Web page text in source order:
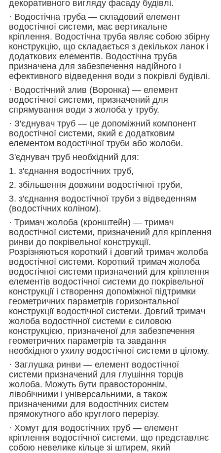
декоративного вигляду фасаду будівлі.
· Водостічна труба — складовий елемент
водостічної системи, має вертикальне
кріплення. Водостічна труба являє собою збірну
конструкцію, що складається з декількох ланок і
додаткових елементів. Водостічна труба
призначена для забезпечення надійного і
ефективного відведення води з покрівлі будівлі.
· Водостічний злив (Воронка) — елемент
водостічної системи, призначений для
спрямування води з жолоба у трубу.
· З'єднувач труб — це допоміжний компонент
водостічної системи, який є додатковим
елементом водостічної труби або жолоби.
З'єднувач труб необхідний для:
1. з'єднання водостічних труб,
2. збільшення довжини водостічної труби,
3. з'єднання водостічної труби з відведенням
(водостічних коліном).
· Тримач жолоба (кронштейн) — тримач
водостічної системи, призначений для кріплення
ринви до покрівельної конструкції.
Розрізняються короткий і довгий тримач жолоба
водостічної системи. Короткий тримач жолоба
водостічної системи призначений для кріплення
елементів водостічної системи до покрівельної
конструкції і створення допоміжної підтримки
геометричних параметрів горизонтальної
конструкції водостічної системи. Довгий тримач
жолоба водостічної системи є силовою
конструкцією, призначеної для забезпечення
геометричних параметрів та завдання
необхідного ухилу водостічної системи в цілому.
· Заглушка ринви — елемент водостічної
системи призначений для глушіння торців
жолоба. Можуть бути правостороннім,
лівобічними і універсальними, а також
призначеними для водостічних систем
прямокутного або круглого перерізу.
· Хомут для водостічних труб — елемент
кріплення водостічної системи, що представляє
собою невелике кільце зі штирем, який